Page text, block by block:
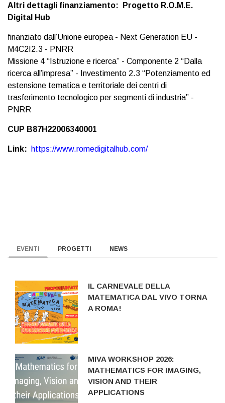
Altri dettagli finanziamento
Progetto R.O.M.E.
Digital Hub
finanziato dall’Unione europea - Next Generation EU -
M4C2I2.3 - PNRR
Missione 4 “Istruzione e ricerca” - Componente 2 “Dalla
ricerca all’impresa” - Investimento 2.3 “Potenziamento ed
estensione tematica e territoriale dei centri di
trasferimento tecnologico per segmenti di industria” -
PNRR
CUP B87H22006340001
Link https://www.romedigitalhub.com/
EVENTI PROGETTI NEWS
IL CARNEVALE DELLA
MATEMATICA DAL VIVO TORNA
A ROMA!
MIVA WORKSHOP 2026:
MATHEMATICS FOR IMAGING,
VISION AND THEIR
APPLICATIONS